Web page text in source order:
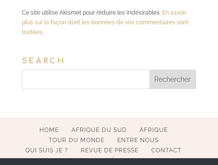
Ce site utilise Akismet pour réduire les indésirables. En savoir
plus sur la façon dont les données de vos commentaires sont
traitées.
SEARCH
HOME AFRIQUE DU SUD
AFRIQUE
TOUR DU MONDE
ENTRE NOUS
QUI SUIS JE ?
REVUE DE PRESSE
CONTACT